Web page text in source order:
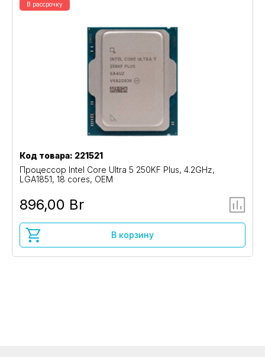
В рассрочку
Код товара: 221521
Процессор Intel Core Ultra 5 250KF Plus, 4.2GHz,
LGA1851, 18 cores, OEM
896,00 Br
В корзину